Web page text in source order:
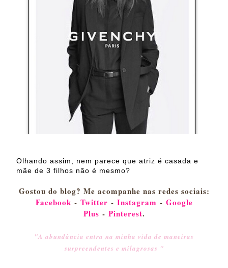
Olhando assim, nem parece que atriz é casada e
mãe de 3 filhos não é mesmo?
Gostou do blog? Me acompanhe nas redes sociais:
Facebook - Twitter - Instagram - Google
Plus - Pinterest.
"A abundância entra na minha vida de maneiras
surpreendentes e milagrosas "